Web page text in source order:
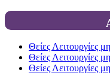
Θείες Λειτουργίες
Θείες Λειτουργίες
Θείες Λειτουργίες